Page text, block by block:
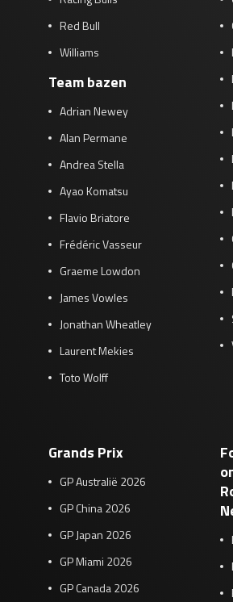
Red Bull
Williams
Team bazen
Adrian Newey
Alan Permane
Andrea Stella
Ayao Komatsu
Flavio Briatore
Frédéric Vasseur
Graeme Lowdon
James Vowles
Jonathan Wheatley
Laurent Mekies
Toto Wolff
Grands Prix
GP Australië 2026
GP China 2026
GP Japan 2026
GP Miami 2026
GP Canada 2026